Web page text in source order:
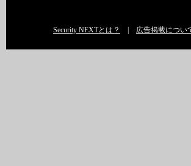
Security NEXTとは？ 広告掲載につい